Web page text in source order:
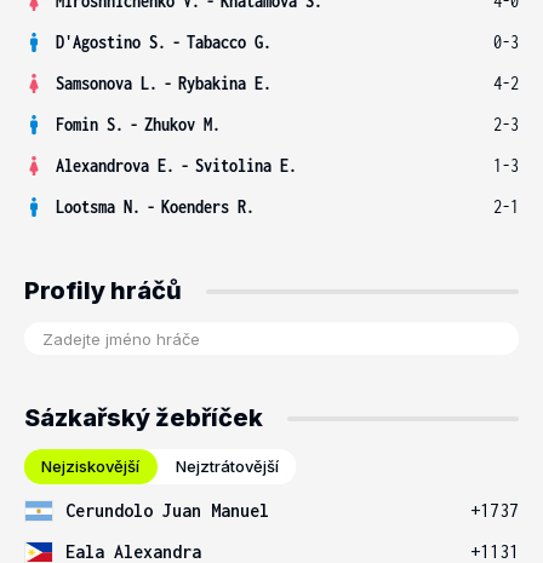
D'Agostino S. - Tabacco G.
0-3
Samsonova L. - Rybakina E.
4-2
Fomin S. - Zhukov M.
2-3
Alexandrova E. - Svitolina E.
1-3
Lootsma N. - Koenders R. 2-1
Profily hráčů
Sázkařský žebříček
Nejziskovější Nejztrátovější
Cerundolo Juan Manuel
+1737
Eala Alexandra
+1131